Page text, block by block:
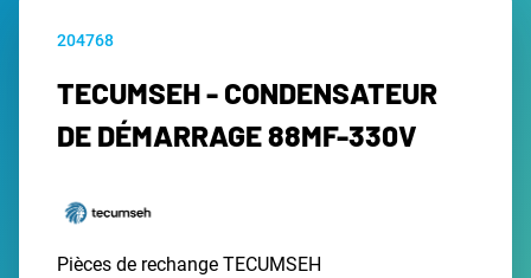
204768
TECUMSEH - CONDENSATEUR
DE DÉMARRAGE 88MF-330V
Pièces de rechange TECUMSEH